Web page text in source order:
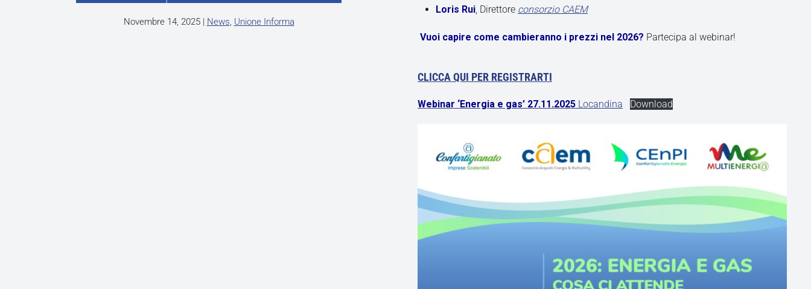
Novembre 14, 2025| News, Unione Informa
Loris Rui, Direttore consorzio CAEM
Vuoi capire come cambieranno i prezzi nel 2026? Partecipa al webinar!
CLICCA QUI PER REGISTRARTI
Webinar ‘Energia e gas’ 27.11.2025 Locandina Download